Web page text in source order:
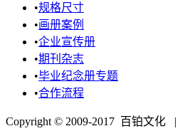
•规格尺寸
•画册案例
•企业宣传册
•期刊杂志
•毕业纪念册专题
•合作流程
Copyright © 2009-2017 百铂文化 |